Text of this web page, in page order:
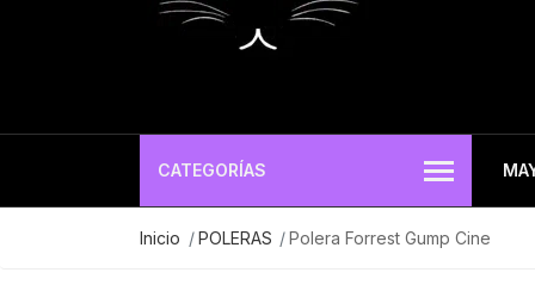
CATEGORÍAS
Inicio POLERAS Polera Forrest Gump Cine